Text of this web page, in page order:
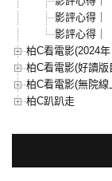
影評心得｜
影評心得｜
柏C看電影(2024
柏C看電影(好讀版
柏C看電影(無院線
柏C趴趴走